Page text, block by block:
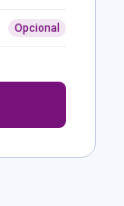
Opcional